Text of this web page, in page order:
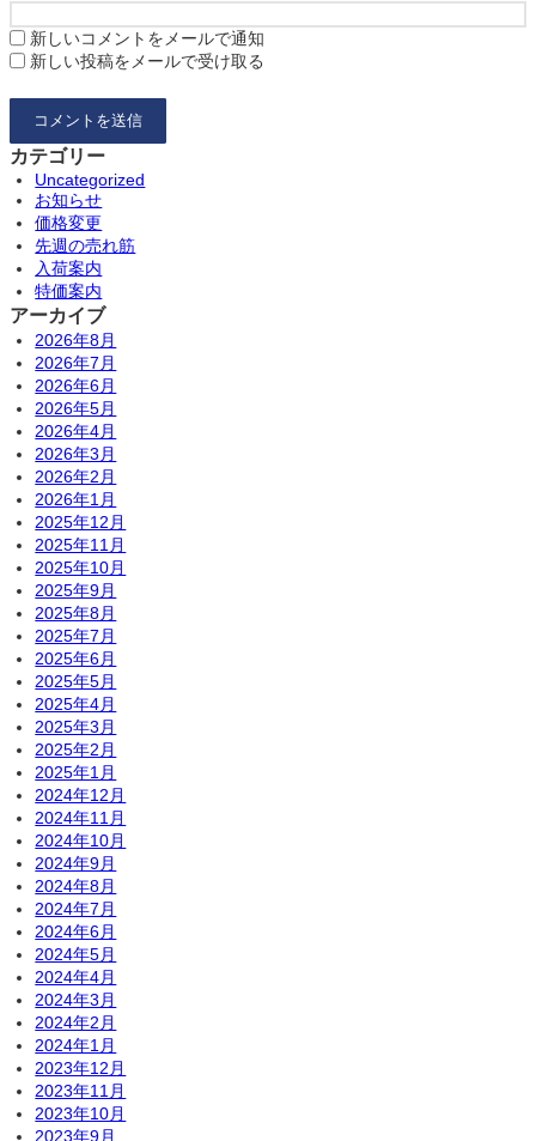
新しいコメントをメールで通知
新しい投稿をメールで受け取る
カテゴリー
Uncategorized
お知らせ
価格変更
先週の売れ筋
入荷案内
特価案内
アーカイブ
2026年8月
2026年7月
2026年6月
2026年5月
2026年4月
2026年3月
2026年2月
2026年1月
2025年12月
2025年11月
2025年10月
2025年9月
2025年8月
2025年7月
2025年6月
2025年5月
2025年4月
2025年3月
2025年2月
2025年1月
2024年12月
2024年11月
2024年10月
2024年9月
2024年8月
2024年7月
2024年6月
2024年5月
2024年4月
2024年3月
2024年2月
2024年1月
2023年12月
2023年11月
2023年10月
2023年9月